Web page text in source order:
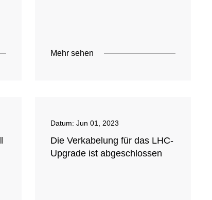
Mehr sehen
Datum:Jun 01, 2023
Die Verkabelung für das LHC-
Upgrade ist abgeschlossen